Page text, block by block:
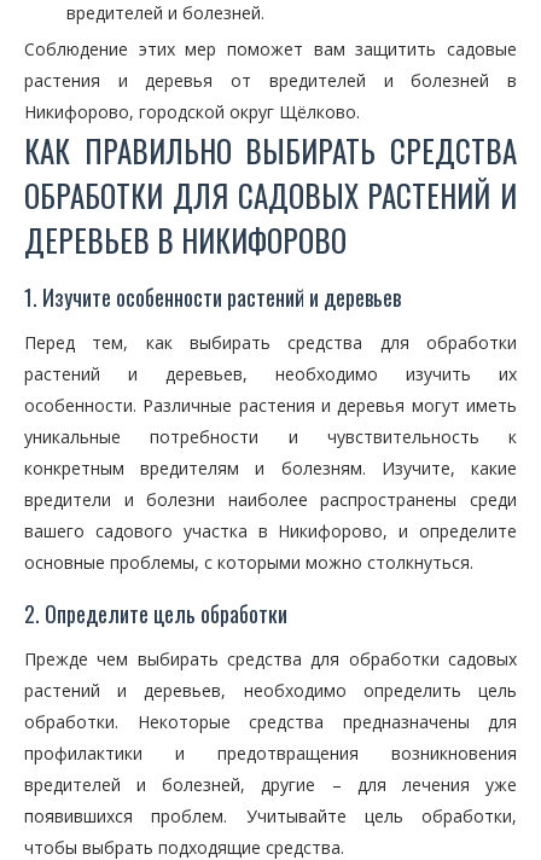
вредителей и болезней.
Соблюдение этих мер поможет вам защитить садовые
растения и деревья от вредителей и болезней в
Никифорово, городской округ Щёлково.
КАК ПРАВИЛЬНО ВЫБИРАТЬ СРЕДСТВА
ОБРАБОТКИ ДЛЯ САДОВЫХ РАСТЕНИЙ И
ДЕРЕВЬЕВ В НИКИФОРОВО
1. Изучите особенности растений и деревьев
Перед тем, как выбирать средства для обработки
растений и деревьев, необходимо изучить их
особенности. Различные растения и деревья могут иметь
уникальные потребности и чувствительность к
конкретным вредителям и болезням. Изучите, какие
вредители и болезни наиболее распространены среди
вашего садового участка в Никифорово, и определите
основные проблемы, с которыми можно столкнуться.
2. Определите цель обработки
Прежде чем выбирать средства для обработки садовых
растений и деревьев, необходимо определить цель
обработки. Некоторые средства предназначены для
профилактики и предотвращения возникновения
вредителей и болезней, другие – для лечения уже
появившихся проблем. Учитывайте цель обработки,
чтобы выбрать подходящие средства.